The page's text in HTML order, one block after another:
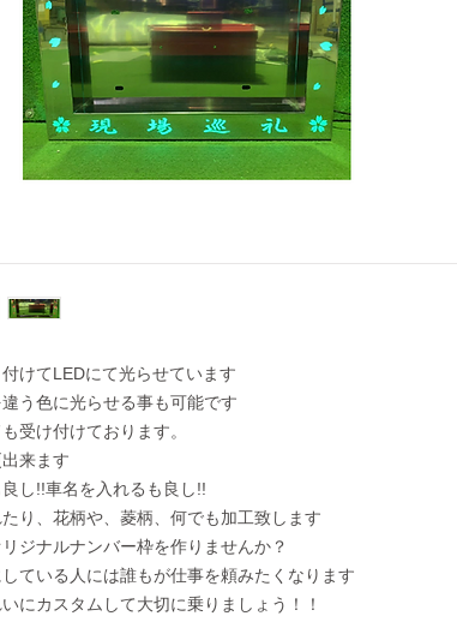
けてLEDにて光らせています
う色に光らせる事も可能です
受け付けております。
来ます
し!!車名を入れるも良し!!
り、花柄や、菱柄、何でも加工致します
ジナルナンバー枠を作りませんか？
ている人には誰もが仕事を頼みたくなります
にカスタムして大切に乗りましょう！！